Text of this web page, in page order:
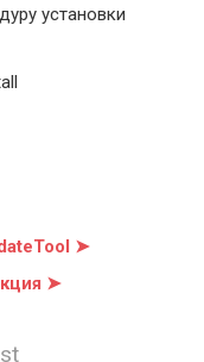
установки
➤
➤